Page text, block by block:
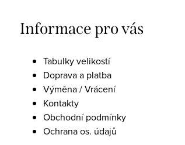
Informace pro vás
Tabulky velikostí
Doprava a platba
Výměna / Vrácení
Kontakty
Obchodní podmínky
Ochrana os. údajů